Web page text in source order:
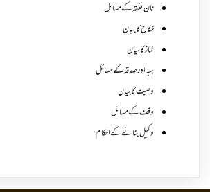
نان نفقہ کے مسائل
نکاح کا بیان
نماز کا بیان
ہبہ اور صدقہ کے مسائل
وصیت کا بیان
وقف کے مسائل
وکیل بنانے کے احکام